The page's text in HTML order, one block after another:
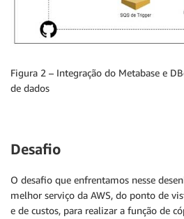
Figura 2 – Integração do Metabase e
de dados
Desafio
O desafio que enfrentamos nesse
melhor serviço da AWS, do ponto de
e de custos, para realizar a função de